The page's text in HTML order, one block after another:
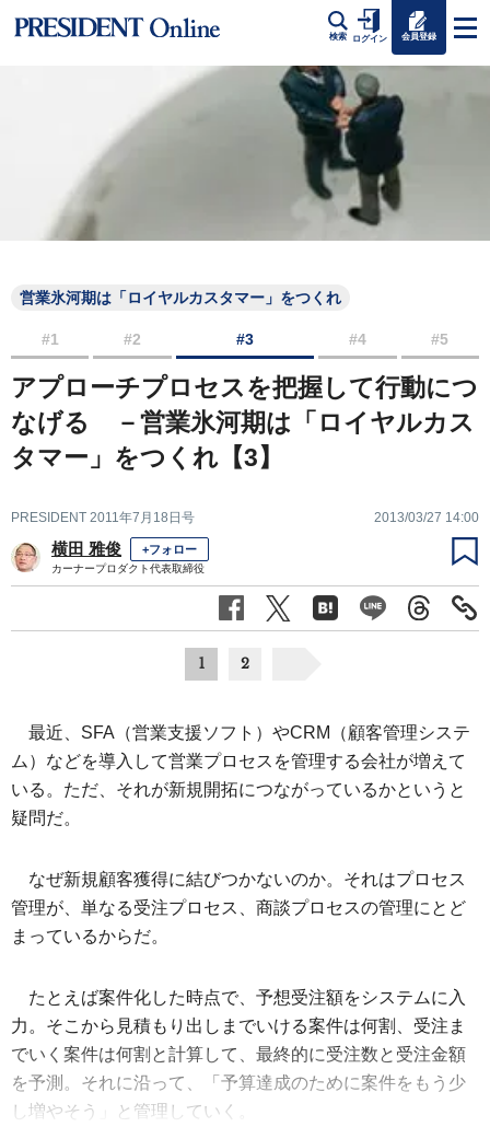
検索 ログイン 会員登録
営業氷河期は「ロイヤルカスタマー」をつくれ
#1 #2 #3 #4 #5
アプローチプロセスを把握して行動につ
なげる －営業氷河期は「ロイヤルカス
タマー」をつくれ【3】
PRESIDENT 2011年7月18日号 2013/03/27 14:00
横田 雅俊 +フォロー
カーナープロダクト代表取締役
1 2
最近、SFA（営業支援ソフト）やCRM（顧客管理システ
ム）などを導入して営業プロセスを管理する会社が増えて
いる。ただ、それが新規開拓につながっているかというと
疑問だ。
なぜ新規顧客獲得に結びつかないのか。それはプロセス
管理が、単なる受注プロセス、商談プロセスの管理にとど
まっているからだ。
たとえば案件化した時点で、予想受注額をシステムに入
力。そこから見積もり出しまでいける案件は何割、受注ま
でいく案件は何割と計算して、最終的に受注数と受注金額
を予測。それに沿って、「予算達成のために案件をもう少
し増やそう」と管理していく。